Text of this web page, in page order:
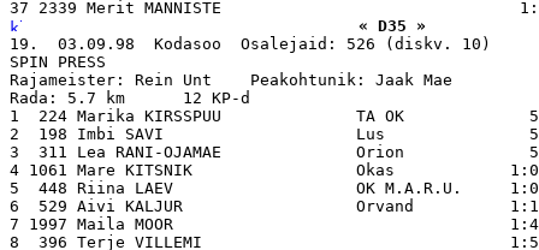
« D35 »
19.  03.09.98  Kodasoo  Osalejaid: 526 (diskv. 10)
SPIN PRESS
Rajameister: Rein Unt    Peakohtunik: Jaak Mae
Rada: 5.7 km      12 KP-d
1  224 Marika KIRSSPUU              TA OK
2  198 Imbi SAVI                    Lus
3  311 Lea RANI-OJAMAE              Orion
4 1061 Mare KITSNIK                 Okas
5  448 Riina LAEV                   OK M.A.R.U.
6  529 Aivi KALJUR                  Orvand
7 1997 Maila MOOR